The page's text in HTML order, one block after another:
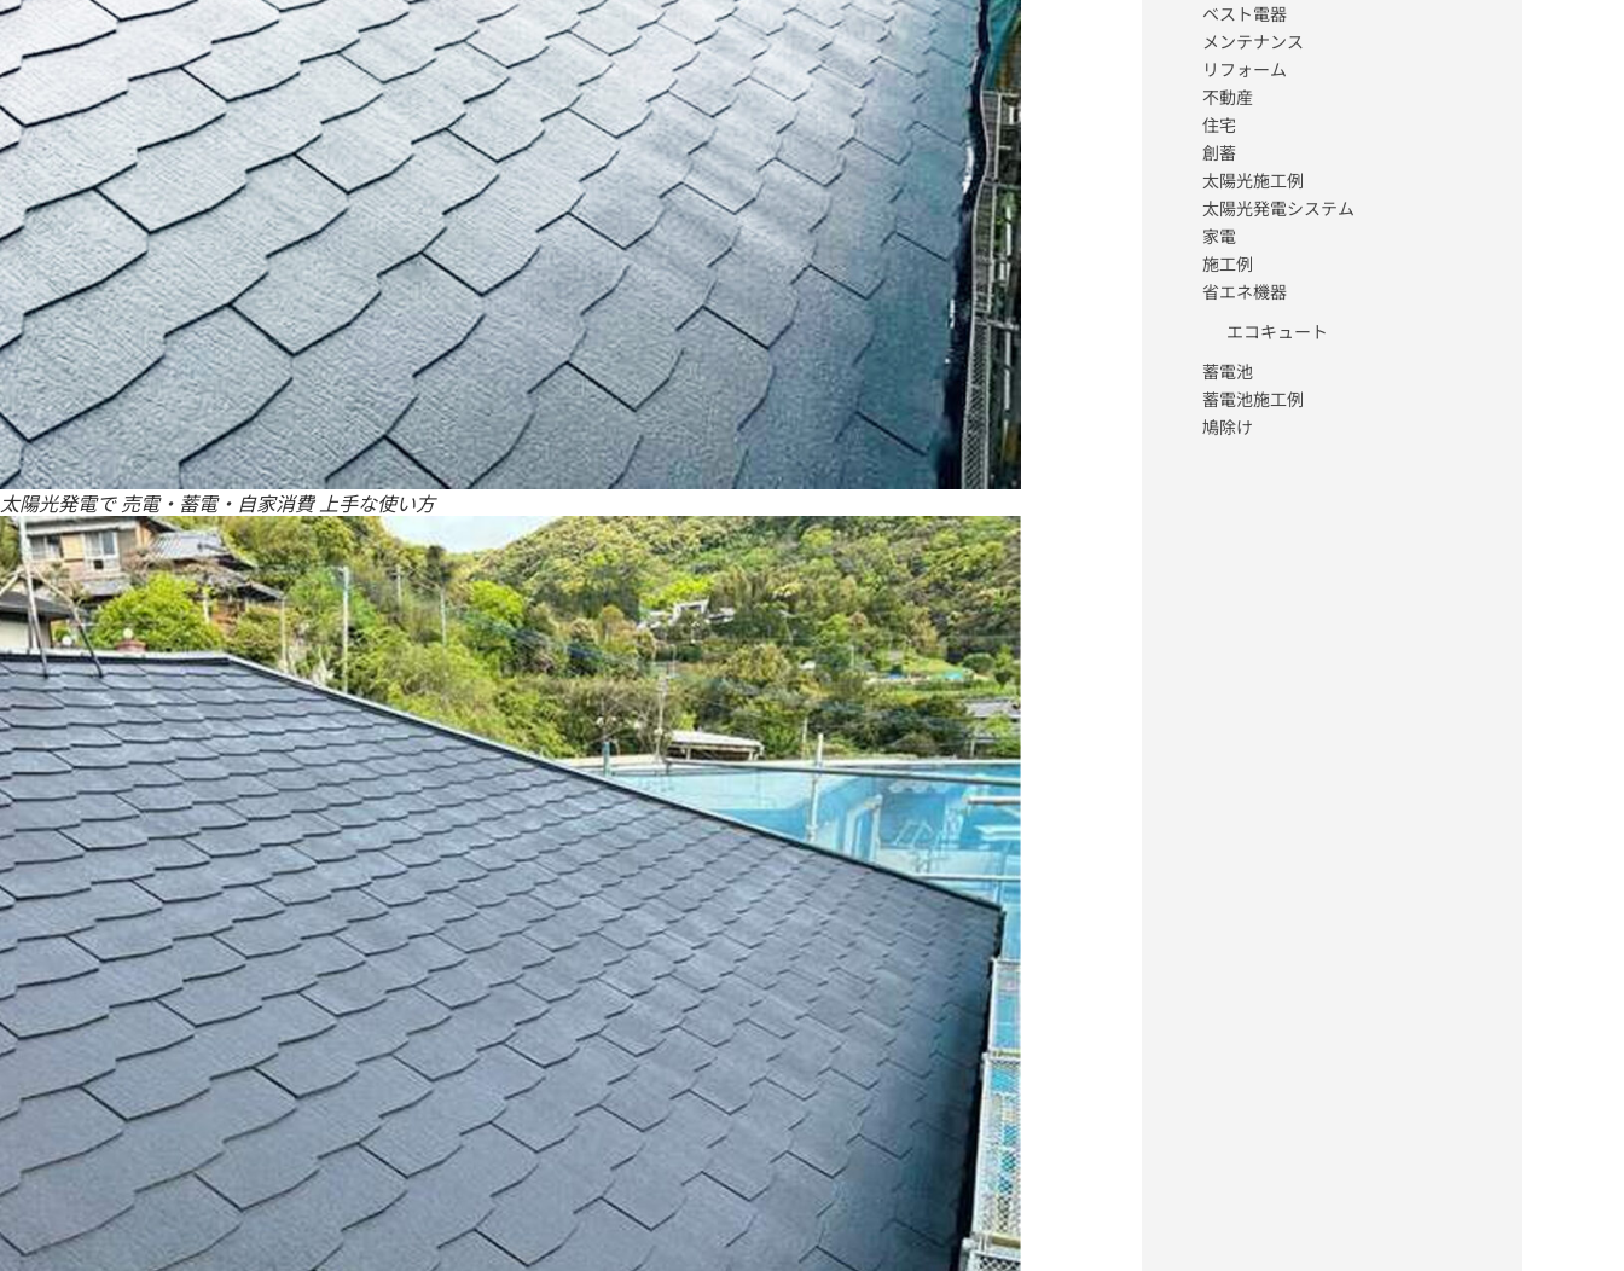
太陽光発電で 売電・蓄電・自家消費 上手な使い方
ベスト電器
メンテナンス
リフォーム
不動産
住宅
創蓄
太陽光施工例
太陽光発電システム
家電
施工例
省エネ機器
エコキュート
蓄電池
蓄電池施工例
鳩除け